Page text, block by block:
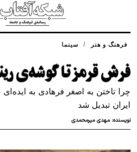
سینما / فرهنگ و هنر
فرش قرمز تا گوشه‌ی
چرا تاختن به اصغر فرهادی به
ایران تبدیل شد
نویسنده:مهدی میرمحمدی